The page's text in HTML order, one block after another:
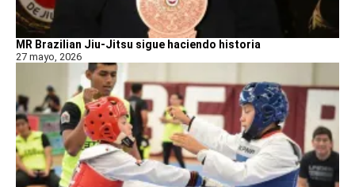
MR Brazilian Jiu-Jitsu sigue haciendo historia
27 mayo, 2026